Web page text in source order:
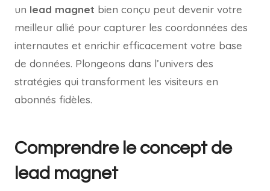
un lead magnet bien conçu peut devenir votre
meilleur allié pour capturer les coordonnées des
internautes et enrichir efficacement votre base
de données. Plongeons dans l’univers des
stratégies qui transforment les visiteurs en
abonnés fidèles.
Comprendre le concept de
lead magnet